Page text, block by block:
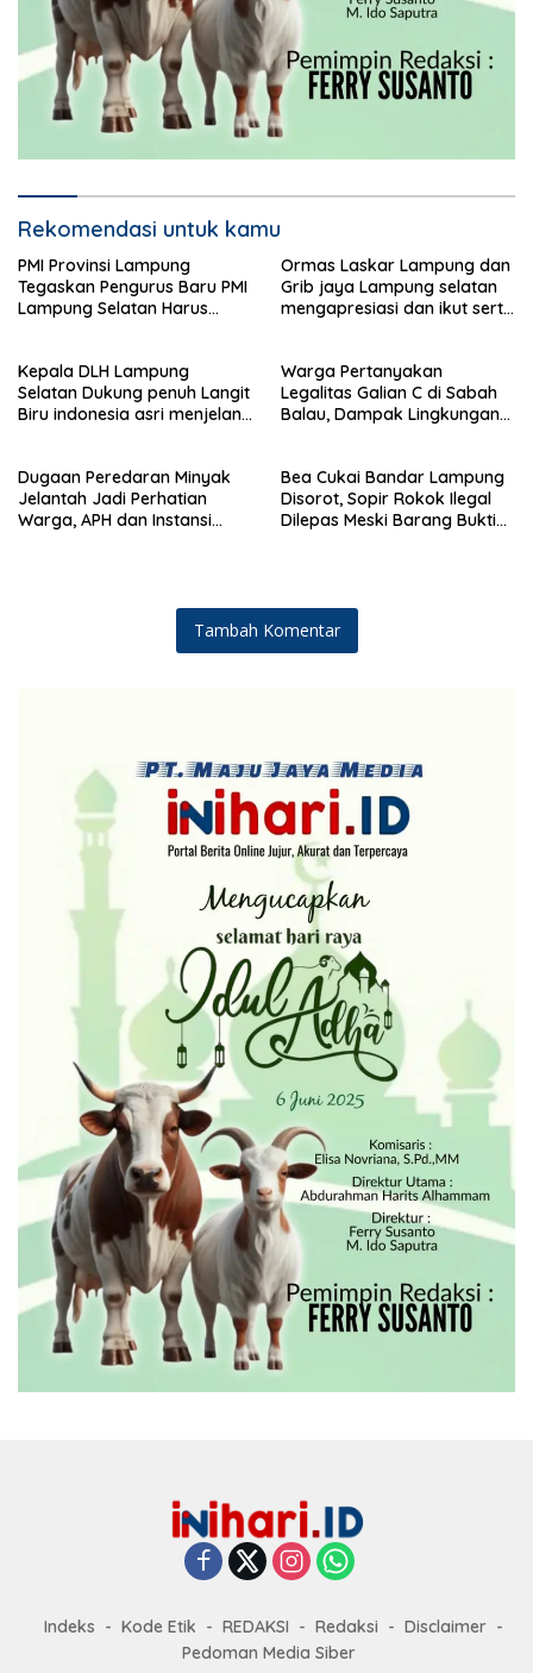
Rekomendasi untuk kamu
PMI Provinsi Lampung
Tegaskan Pengurus Baru PMI
Lampung Selatan Harus
Ormas Laskar Lampung dan
Grib jaya Lampung selatan
mengapresiasi dan ikut serta
(dewan pimpinan cabang)
Partai Demokrat Lampung
Selatan gelar aksi bersih-
Kepala DLH Lampung
Selatan Dukung penuh Langit
Biru indonesia asri menjelang
Warga Pertanyakan
Legalitas Galian C di Sabah
Balau, Dampak Lingkungan
Dugaan Peredaran Minyak
Jelantah Jadi Perhatian
Warga, APH dan Instansi
Bea Cukai Bandar Lampung
Disorot, Sopir Rokok Ilegal
Dilepas Meski Barang Bukti
Tambah Komentar
Indeks Kode Etik REDAKSI Redaksi
Disclaimer
Pedoman Media Siber